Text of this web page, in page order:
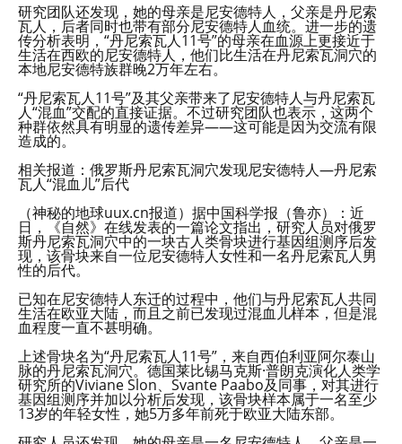
研究团队还发现，她的母亲是尼安德特人，父亲是丹尼索
瓦人，后者同时也带有部分尼安德特人血统。进一步的遗
传分析表明，“丹尼索瓦人11号”的母亲在血源上更接近于
生活在西欧的尼安德特人，他们比生活在丹尼索瓦洞穴的
本地尼安德特族群晚2万年左右。
“丹尼索瓦人11号”及其父亲带来了尼安德特人与丹尼索瓦
人“混血”交配的直接证据。不过研究团队也表示，这两个
种群依然具有明显的遗传差异——这可能是因为交流有限
造成的。
相关报道：俄罗斯丹尼索瓦洞穴发现尼安德特人—丹尼索
瓦人“混血儿”后代
（神秘的地球uux.cn报道）据中国科学报（鲁亦）：近
日，《自然》在线发表的一篇论文指出，研究人员对俄罗
斯丹尼索瓦洞穴中的一块古人类骨块进行基因组测序后发
现，该骨块来自一位尼安德特人女性和一名丹尼索瓦人男
性的后代。
已知在尼安德特人东迁的过程中，他们与丹尼索瓦人共同
生活在欧亚大陆，而且之前已发现过混血儿样本，但是混
血程度一直不甚明确。
上述骨块名为“丹尼索瓦人11号”，来自西伯利亚阿尔泰山
脉的丹尼索瓦洞穴。德国莱比锡马克斯·普朗克演化人类学
研究所的Viviane Slon、Svante Paabo及同事，对其进行
基因组测序并加以分析后发现，该骨块样本属于一名至少
13岁的年轻女性，她5万多年前死于欧亚大陆东部。